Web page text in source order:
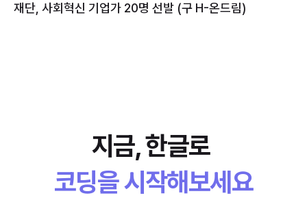
재단, 사회혁신 기업가 20명 선발 (구 H-온드림)
지금, 한글로
코딩을 시작해보세요